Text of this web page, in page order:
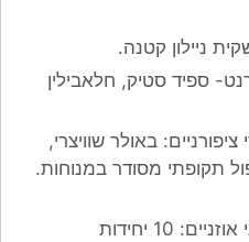
ניילון קטנה.
ספיד סטיק, חלאבילין
באולר שוויצרי,
תקופתי מסודר במנוחות.
10 יחידות